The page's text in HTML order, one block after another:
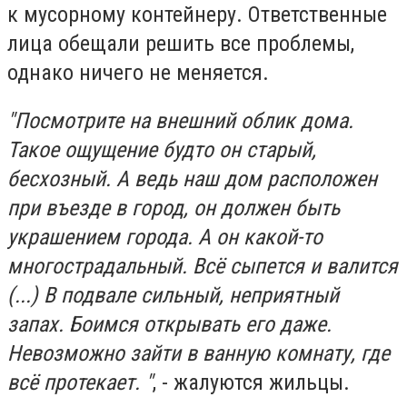
к мусорному контейнеру. Ответственные
лица обещали решить все проблемы,
однако ничего не меняется.
"Посмотрите на внешний облик дома.
Такое ощущение будто он старый,
бесхозный. А ведь наш дом расположен
при въезде в город, он должен быть
украшением города. А он какой-то
многострадальный. Всё сыпется и валится
(...) В подвале сильный, неприятный
запах. Боимся открывать его даже.
Невозможно зайти в ванную комнату, где
всё протекает. ", - жалуются жильцы.